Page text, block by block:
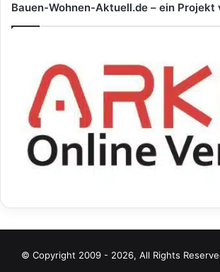
Bauen-Wohnen-Aktuell.de – ein Projekt
© Copyright 2009 - 2026, All Rights